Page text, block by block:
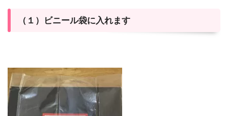
（１）ビニール袋に入れます